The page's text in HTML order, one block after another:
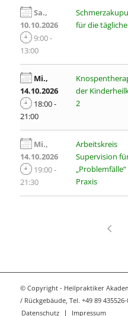
Sa.,
10.10.2026
9:00 -
13:00
für die
Mi.,
14.10.2026
18:00 -
21:00
der
2
Mi.,
14.10.2026
19:00 -
21:30
Arbeitskreis
Supervision
Praxis
© Copyright - Heilpraktiker
/ Rückgebäude, Tel. +49 89 435526-
Datenschutz
Impressum